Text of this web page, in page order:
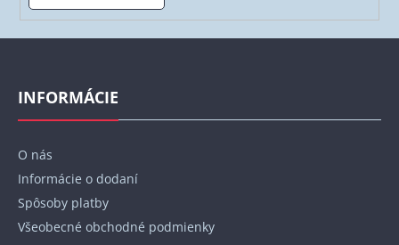
Z
INFORMÁCIE
O nás
Informácie o dodaní
Spôsoby platby
Všeobecné obchodné podmienky